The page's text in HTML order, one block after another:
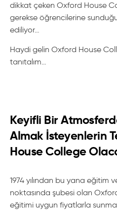
dikkat çeken Oxford House
gerekse öğrencilerine
ediliyor…
Haydi gelin Oxford House
tanıtalım…
Keyifli Bir
Almak İsteyenlerin
House College
1974 yılından bu yana eğitim
noktasında şubesi olan
eğitimi uygun fiyatlarla